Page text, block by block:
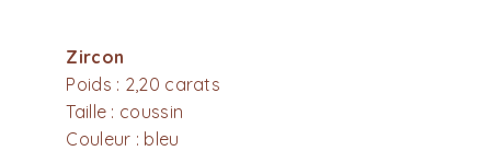
Zircon
Poids : 2,20 carats
Taille : coussin
Couleur : bleu